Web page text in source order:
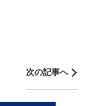
次の記事へ